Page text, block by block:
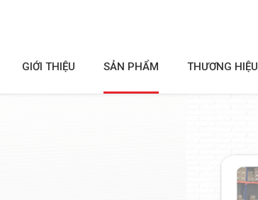
GIỚI THIỆU SẢN PHẨM THƯƠNG HIỆU